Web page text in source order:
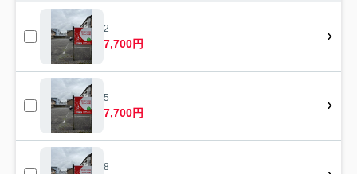
2
7,700円
5
7,700円
8